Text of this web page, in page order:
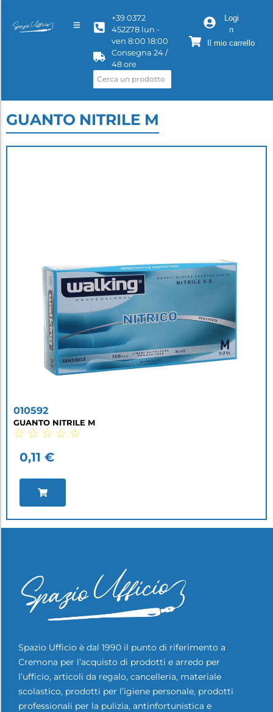
+39 0372
452278 lun -
ven 8:00 18:00
Consegna 24 /
48 ore
Logi
n
Il mio carrello
GUANTO NITRILE M
010592
GUANTO NITRILE M
☆ ☆ ☆ ☆ ☆
0,11 €
Spazio Ufficio è dal 1990 il punto di riferimento a
Cremona per l’acquisto di prodotti e arredo per
l’ufficio, articoli da regalo, cancelleria, materiale
scolastico, prodotti per l’igiene personale, prodotti
professionali per la pulizia, antinfortunistica e